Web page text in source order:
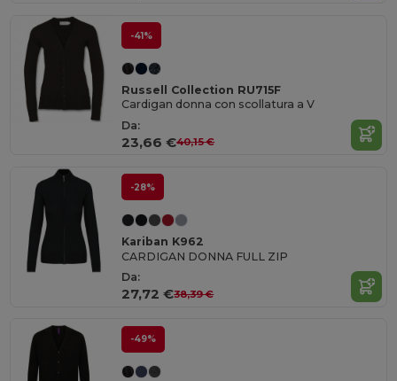
-41%
Russell Collection RU715F
Cardigan donna con scollatura a V
Da:
23,66 €40,15 €
-28%
Kariban K962
CARDIGAN DONNA FULL ZIP
Da:
27,72 €38,39 €
-49%